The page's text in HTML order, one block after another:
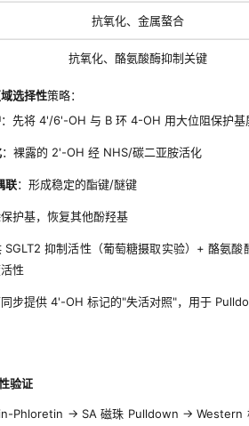
抗氧化、金属螯合
抗氧化、酪氨酸酶抑制关键
选择性策略：
：先将 4'/6'-OH 与 B 环 4-OH 用大位阻保护基
：裸露的 2'-OH 经 NHS/碳二亚胺活化
联：形成稳定的酯键/醚键
护基，恢复其他酚羟基
SGLT2 抑制活性（葡萄糖摄取实验）+ 酪氨
性
同步提供 4'-OH 标记的"失活对照"，用于
验证
Phloretin → SA 磁珠 Pulldown → Western